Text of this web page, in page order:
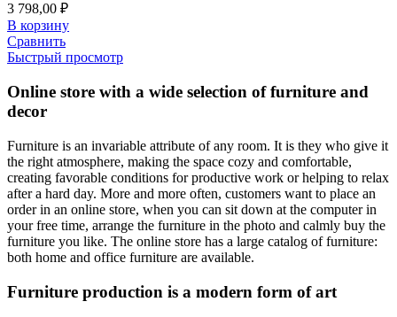
3 798,00 ₽
В корзину
Сравнить
Быстрый просмотр
Online store with a wide selection of furniture and
decor
Furniture is an invariable attribute of any room. It is they who give it
the right atmosphere, making the space cozy and comfortable,
creating favorable conditions for productive work or helping to relax
after a hard day. More and more often, customers want to place an
order in an online store, when you can sit down at the computer in
your free time, arrange the furniture in the photo and calmly buy the
furniture you like. The online store has a large catalog of furniture:
both home and office furniture are available.
Furniture production is a modern form of art